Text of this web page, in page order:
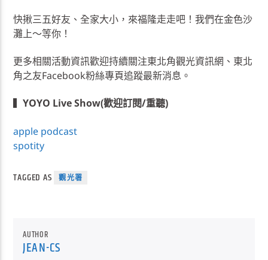
快揪三五好友、全家大小，來福隆走走吧！我們在金色沙
灘上～等你！
更多相關活動資訊歡迎持續關注東北角觀光資訊網、東北
角之友Facebook粉絲專頁追蹤最新消息。
▍YOYO Live Show(歡迎訂閱/重聽)
apple podcast
spotity
TAGGED AS 觀光署
AUTHOR
JEAN-CS